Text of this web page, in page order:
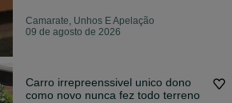
Camarate, Unhos E Apelação
09 de agosto de 2026
Carro irrepreenssivel unico dono
como novo nunca fez todo terreno